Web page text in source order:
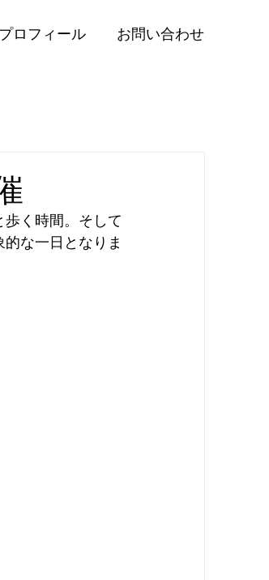
プロフィール お問い合わせ
く時間。そして
な一日となりま